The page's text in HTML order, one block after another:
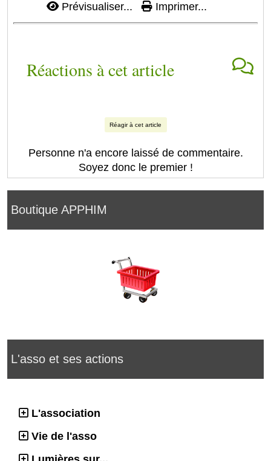
Boutique APPHIM
L'asso et ses actions
L'association
Vie de l'asso
Prévisualiser... Imprimer...
Réactions à cet article
Réagir à cet article
Personne n'a encore laissé de commentaire.
Soyez donc le premier !